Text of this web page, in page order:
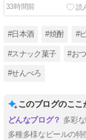
IPA・真夏のラガー
33時間前
#日本酒 #焼酎 #
#スナック菓子 #お
#せんべろ
このブログのここ
多彩
多種多様なビールの